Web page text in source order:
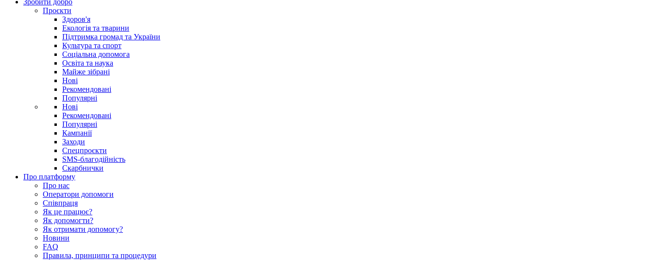
Зробити добро
Проєкти
Здоров'я
Екологія та тварини
Підтримка громад та України
Культура та спорт
Соціальна допомога
Освіта та наука
Майже зібрані
Нові
Рекомендовані
Популярні
Нові
Рекомендовані
Популярні
Кампанії
Заходи
Спецпроєкти
SMS-благодійність
Скарбнички
Про платформу
Про нас
Оператори допомоги
Співпраця
Як це працює?
Як допомогти?
Як отримати допомогу?
Новини
FAQ
Правила, принципи та процедури